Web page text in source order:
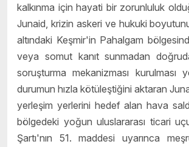
kalkınma için hayati bir zorunluluk
Junaid, krizin askeri ve hukuki
altındaki Keşmir'in Pahalgam
veya somut kanıt sunmadan
soruşturma mekanizması kurulması
durumun hızla kötüleştiğini aktaran
yerleşim yerlerini hedef alan hava
bölgedeki yoğun uluslararası ticari
Şartı'nın 51. maddesi uyarınca